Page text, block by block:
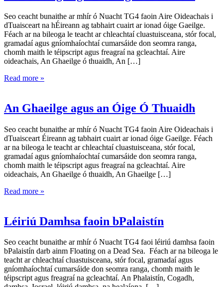
Seo ceacht bunaithe ar mhír ó Nuacht TG4 faoin Aire Oideachais i
dTuaisceart na hÉireann ag tabhairt cuairt ar ionad óige Gaeilge.
Féach ar na bileoga le teacht ar chleachtaí cluastuisceana, stór focal,
gramadaí agus gníomhaíochtaí cumarsáide don seomra ranga,
chomh maith le téipscript agus freagraí na gcleachtaí. Aire
oideachais, An Ghaeilge ó thuaidh, An […]
Read more »
An Ghaeilge agus an Óige Ó Thuaidh
Seo ceacht bunaithe ar mhír ó Nuacht TG4 faoin Aire Oideachais i
dTuaisceart Éireann ag tabhairt cuairt ar ionad óige Gaeilge. Féach
ar na bileoga le teacht ar chleachtaí cluastuisceana, stór focal,
gramadaí agus gníomhaíochtaí cumarsáide don seomra ranga,
chomh maith le téipscript agus freagraí na gcleachtaí. Aire
oideachais, An Ghaeilge ó thuaidh, An Ghaeilge […]
Read more »
Léiriú Damhsa faoin bPalaistín
Seo ceacht bunaithe ar mhír ó Nuacht TG4 faoi léiriú damhsa faoin
bPalaistín darb ainm Floating on a Dead Sea. Féach ar na bileoga le
teacht ar chleachtaí cluastuisceana, stór focal, gramadaí agus
gníomhaíochtaí cumarsáide don seomra ranga, chomh maith le
téipscript agus freagraí na gcleachtaí. An Phalaistín, Cogadh,